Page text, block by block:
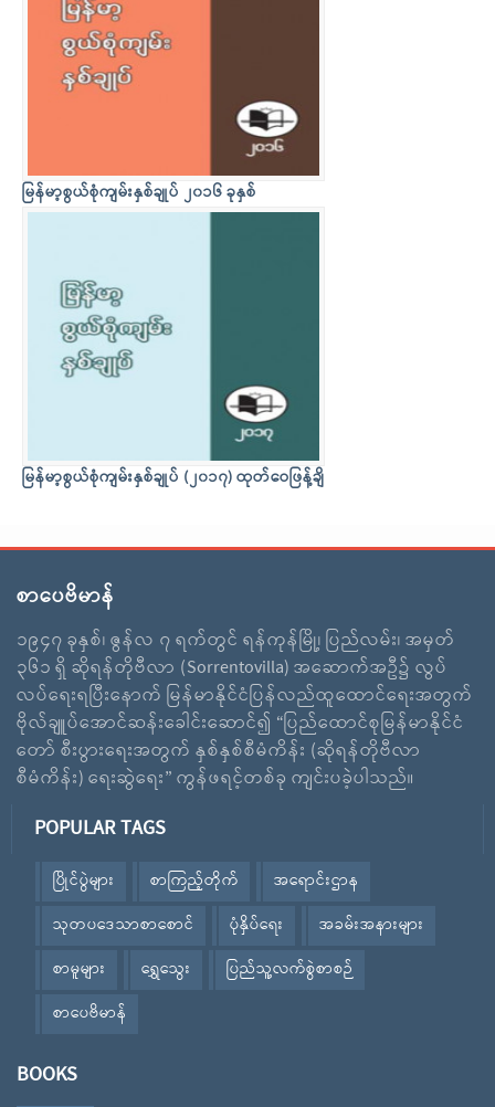
မြန်မာ့စွယ်စုံကျမ်းနှစ်ချုပ် ၂၀၁၆ ခုနှစ်
မြန်မာ့စွယ်စုံကျမ်းနှစ်ချုပ် (၂၀၁၇) ထုတ်ဝေဖြန့်ချိ
စာပေဗိမာန်
၁၉၄၇ ခုနှစ်၊ ဇွန်လ ၇ ရက်တွင် ရန်ကုန်မြို့၊ ပြည်လမ်း၊ အမှတ်
၃၆၁ ရှိ ဆိုရန်တိုဗီလာ (Sorrentovilla) အဆောက်အဦ၌ လွပ်
လပ်ရေးရပြီးနောက် မြန်မာနိုင်ငံပြန်လည်ထူထောင်ရေးအတွက်
ဗိုလ်ချူပ်အောင်ဆန်းခေါင်းဆောင်၍ “ပြည်ထောင်စုမြန်မာနိုင်ငံ
တော် စီးပွားရေးအတွက် နှစ်နှစ်စီမံကိန်း (ဆိုရန်တိုဗီလာ
စီမံကိန်း) ရေးဆွဲရေး” ကွန်ဖရင့်တစ်ခု ကျင်းပခဲ့ပါသည်။
POPULAR TAGS
ပြိုင်ပွဲများ စာကြည့်တိုက်
အရောင်းဌာန
သုတပဒေသာစာစောင်
ပုံနှိပ်ရေး
အခမ်းအနားများ
စာမူများ
ရွှေသွေး
ပြည်သူ့လက်စွဲစာစဉ်
စာပေဗိမာန်
BOOKS